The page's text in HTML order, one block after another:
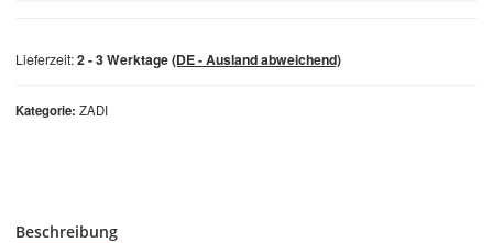
Kategorie ZADI
Lieferzeit:2 - 3 Werktage(DE - Ausland abweichend)
Beschreibung